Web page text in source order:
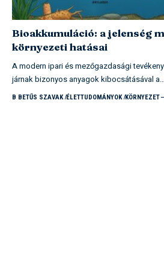
Bioakkumuláció: a jelenség
környezeti hatásai
A modern ipari és mezőgazdasági
járnak bizonyos anyagok kibocsátásával a…
B BETŰS SZAVAK ÉLETTUDOMÁNYOK KÖRNYEZET